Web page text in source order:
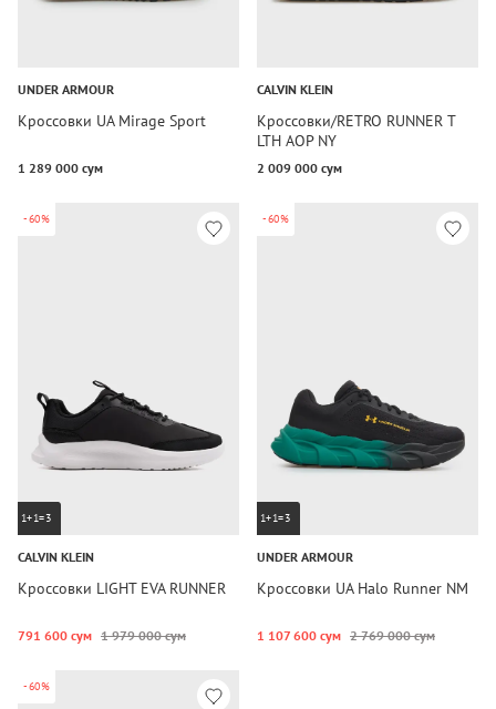
UNDER ARMOUR
Кроссовки UA Mirage Sport
1 289 000 сум
CALVIN KLEIN
Кроссовки/RETRO RUNNER T
LTH AOP NY
2 009 000 сум
-60%
1+1=3
CALVIN KLEIN
Кроссовки LIGHT EVA RUNNER
791 600 сум 1 979 000 сум
-60%
1+1=3
UNDER ARMOUR
Кроссовки UA Halo Runner NM
1 107 600 сум 2 769 000 сум
-60%